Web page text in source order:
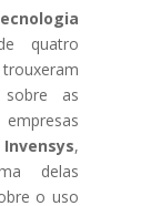
quatro
sobre as
Invensys,
delas
o uso